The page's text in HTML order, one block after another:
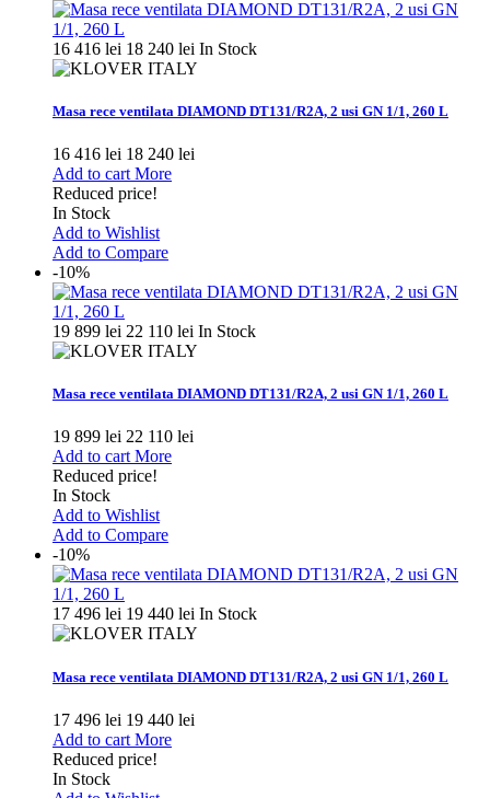
16 416 lei 18 240 lei In Stock
Masa rece ventilata DIAMOND DT131/R2A, 2 usi GN 1/1, 260 L
16 416 lei 18 240 lei
Add to cart More
Reduced price!
In Stock
Add to Wishlist
Add to Compare
-10%
19 899 lei 22 110 lei In Stock
Masa rece ventilata DIAMOND DT131/R2A, 2 usi GN 1/1, 260 L
19 899 lei 22 110 lei
Add to cart More
Reduced price!
In Stock
Add to Wishlist
Add to Compare
-10%
17 496 lei 19 440 lei In Stock
Masa rece ventilata DIAMOND DT131/R2A, 2 usi GN 1/1, 260 L
17 496 lei 19 440 lei
Add to cart More
Reduced price!
In Stock